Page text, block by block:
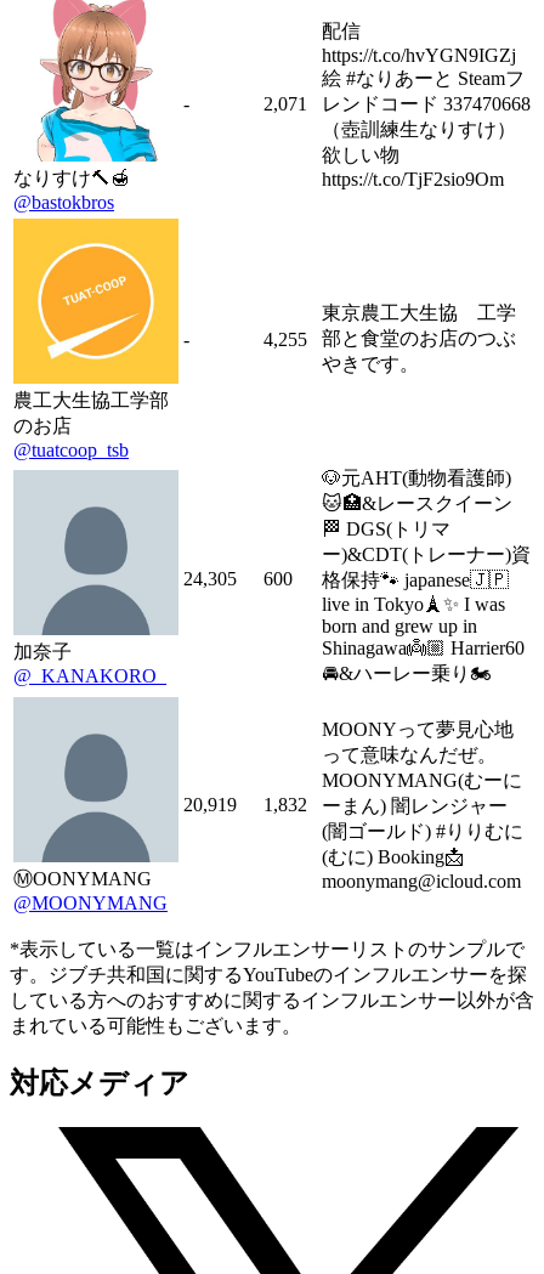
なりすけ🔨🍯
@bastokbros
- 2,071
配信
https://t.co/hvYGN9IGZj
絵 #なりあーと Steamフ
レンドコード 337470668
（壺訓練生なりすけ）
欲しい物
https://t.co/TjF2sio9Om
農工大生協工学部
のお店
@tuatcoop_tsb
- 4,255
東京農工大生協 工学
部と食堂のお店のつぶ
やきです。
加奈子
@_KANAKORO_
24,305 600
🐶元AHT(動物看護師)
🐱🏥&レースクイーン
🏁 DGS(トリマ
ー)&CDT(トレーナー)資
格保持🐾 japanese🇯🇵
live in Tokyo🗼✨ I was
born and grew up in
Shinagawa👼🏼 Harrier60
🚘&ハーレー乗り🏍
Ⓜ️OONYMANG
@MOONYMANG
20,919 1,832
MOONYって夢見心地
って意味なんだぜ。
MOONYMANG(むーに
ーまん) 闇レンジャー
(闇ゴールド) #りりむに
(むに) Booking📩
moonymang@icloud.com
*表示している一覧はインフルエンサーリストのサンプルで
す。ジブチ共和国に関するYouTubeのインフルエンサーを探
している方へのおすすめに関するインフルエンサー以外が含
まれている可能性もございます。
対応メディア